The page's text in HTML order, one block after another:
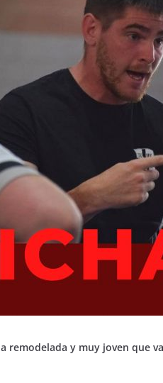
remodelada y muy joven que